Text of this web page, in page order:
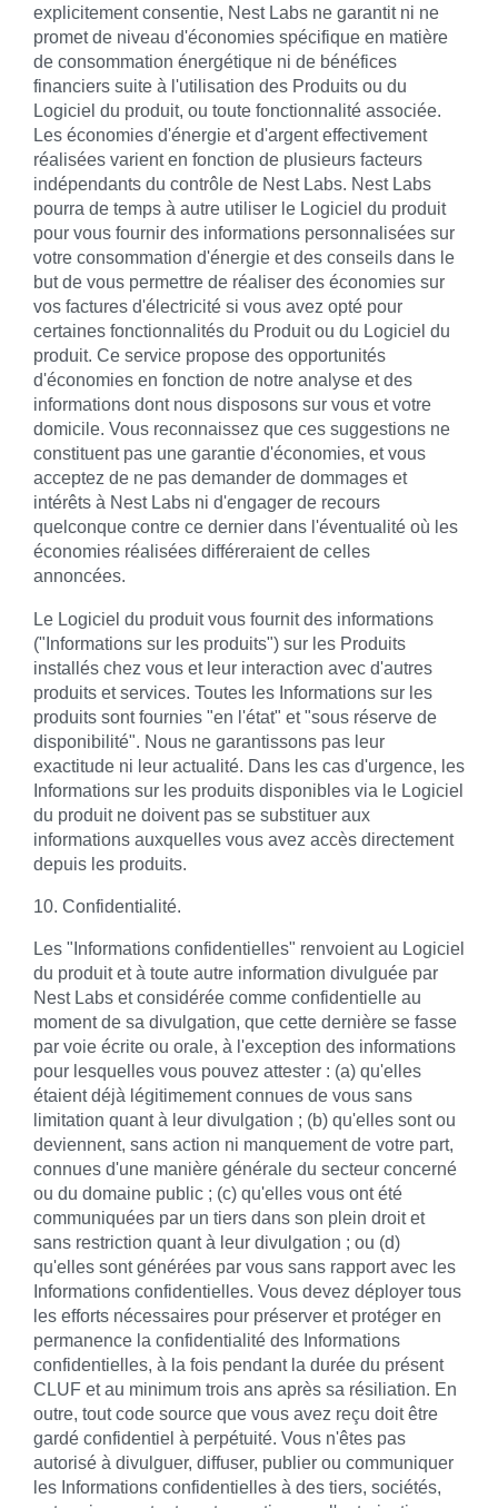
explicitement consentie, Nest Labs ne garantit ni ne
promet de niveau d'économies spécifique en matière
de consommation énergétique ni de bénéfices
financiers suite à l'utilisation des Produits ou du
Logiciel du produit, ou toute fonctionnalité associée.
Les économies d'énergie et d'argent effectivement
réalisées varient en fonction de plusieurs facteurs
indépendants du contrôle de Nest Labs. Nest Labs
pourra de temps à autre utiliser le Logiciel du produit
pour vous fournir des informations personnalisées sur
votre consommation d'énergie et des conseils dans le
but de vous permettre de réaliser des économies sur
vos factures d'électricité si vous avez opté pour
certaines fonctionnalités du Produit ou du Logiciel du
produit. Ce service propose des opportunités
d'économies en fonction de notre analyse et des
informations dont nous disposons sur vous et votre
domicile. Vous reconnaissez que ces suggestions ne
constituent pas une garantie d'économies, et vous
acceptez de ne pas demander de dommages et
intérêts à Nest Labs ni d'engager de recours
quelconque contre ce dernier dans l'éventualité où les
économies réalisées différeraient de celles
annoncées.
Le Logiciel du produit vous fournit des informations
("Informations sur les produits") sur les Produits
installés chez vous et leur interaction avec d'autres
produits et services. Toutes les Informations sur les
produits sont fournies "en l'état" et "sous réserve de
disponibilité". Nous ne garantissons pas leur
exactitude ni leur actualité. Dans les cas d'urgence, les
Informations sur les produits disponibles via le Logiciel
du produit ne doivent pas se substituer aux
informations auxquelles vous avez accès directement
depuis les produits.
10. Confidentialité.
Les "Informations confidentielles" renvoient au Logiciel
du produit et à toute autre information divulguée par
Nest Labs et considérée comme confidentielle au
moment de sa divulgation, que cette dernière se fasse
par voie écrite ou orale, à l'exception des informations
pour lesquelles vous pouvez attester : (a) qu'elles
étaient déjà légitimement connues de vous sans
limitation quant à leur divulgation ; (b) qu'elles sont ou
deviennent, sans action ni manquement de votre part,
connues d'une manière générale du secteur concerné
ou du domaine public ; (c) qu'elles vous ont été
communiquées par un tiers dans son plein droit et
sans restriction quant à leur divulgation ; ou (d)
qu'elles sont générées par vous sans rapport avec les
Informations confidentielles. Vous devez déployer tous
les efforts nécessaires pour préserver et protéger en
permanence la confidentialité des Informations
confidentielles, à la fois pendant la durée du présent
CLUF et au minimum trois ans après sa résiliation. En
outre, tout code source que vous avez reçu doit être
gardé confidentiel à perpétuité. Vous n'êtes pas
autorisé à divulguer, diffuser, publier ou communiquer
les Informations confidentielles à des tiers, sociétés,